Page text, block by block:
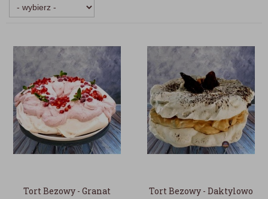
Tort Bezowy - Granat
Tort Bezowy - Daktylowo